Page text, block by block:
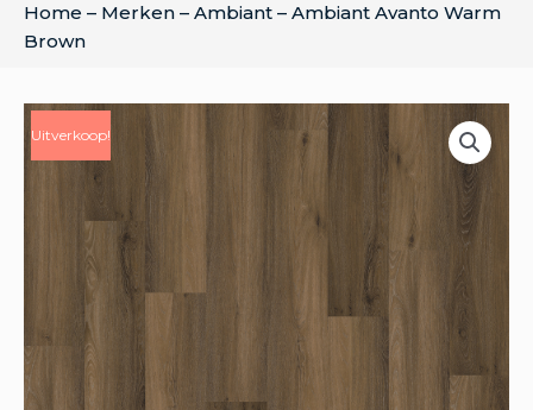
Home – Merken – Ambiant – Ambiant Avanto Warm
Brown
Uitverkoop!